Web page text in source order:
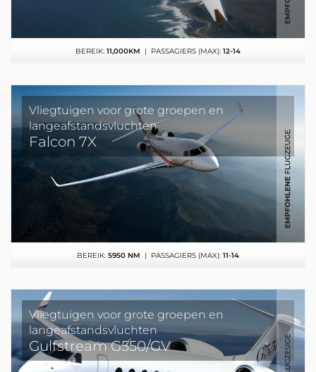
BEREIK: 11,000KM | PASSAGIERS (MAX): 12-14
Vliegtuigen voor grote groepen en
langeafstandsvluchten
Falcon 7X
BEREIK: 5950 NM | PASSAGIERS (MAX): 11-14
Vliegtuigen voor grote groepen en
langeafstandsvluchten
Gulfstream G550/GV